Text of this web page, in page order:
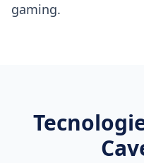
gaming.